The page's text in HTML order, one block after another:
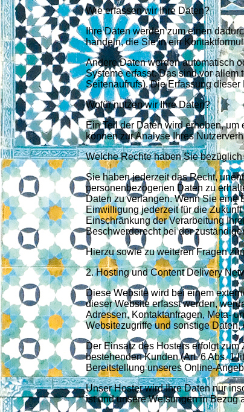
Wie erfassen wir Ihre Daten?
Ihre Daten werden zum einen
handeln, die Sie in ein
Andere Daten werden automatisch
Systeme erfasst. Das sind vor allem
Seitenaufrufs). Die Erfassung
Wofür nutzen wir Ihre Daten?
Ein Teil der Daten wird erhoben,
können zur Analyse Ihres
Welche Rechte haben Sie
Sie haben jederzeit das Recht,
personenbezogenen Daten zu
Daten zu verlangen. Wenn Sie eine
Einwilligung jederzeit für die
Einschränkung der Verarbeitung
Beschwerderecht bei der
Hierzu sowie zu weiteren Fragen
2. Hosting und Content Delivery
Diese Website wird bei einem
dieser Website erfasst werden,
Adressen, Kontaktanfragen, Meta-
Websitezugriffe und sonstige
Der Einsatz des Hosters erfolgt
bestehenden Kunden (Art. 6 Abs. 1
Bereitstellung unseres Online-
Unser Hoster wird Ihre Daten nur
ist und unsere Weisungen in Bezug